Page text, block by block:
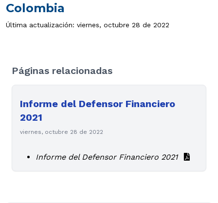
Colombia
Última actualización: viernes, octubre 28 de 2022
Páginas relacionadas
Informe del Defensor Financiero
2021
viernes, octubre 28 de 2022
Informe del Defensor Financiero 2021